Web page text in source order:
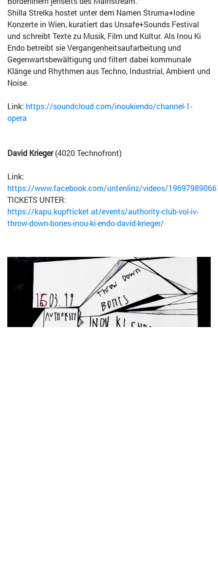
Shilla Strelka hostet unter dem Namen Struma+Iodine
Konzerte in Wien, kuratiert das Unsafe+Sounds Festival
und schreibt Texte zu Musik, Film und Kultur. Als Inou Ki
Endo betreibt sie Vergangenheitsaufarbeitung und
Gegenwartsbewältigung und filtert dabei kommunale
Klänge und Rhythmen aus Techno, Industrial, Ambient und
Noise.
Link: https://soundcloud.com/inoukiendo/channel-1-
opera
David Krieger(4020 Technofront)
Link:
https://www.facebook.com/untenlinz/videos/
TICKETS UNTER:
https://kapu.kupfticket.at/events/authority-club-vol-iv-
throw-down-bones-inou-ki-endo-david-krieger/